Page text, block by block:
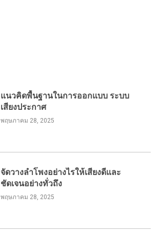
แนวคิดพื้นฐานในการออกแบบ ระบบ
เสียงประกาศ
พฤษภาคม 28, 2025
จัดวางลำโพงอย่างไรให้เสียงดีและ
ชัดเจนอย่างทั่วถึง
พฤษภาคม 28, 2025